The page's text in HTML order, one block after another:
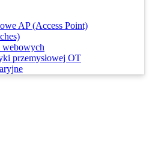
AP (Access Point)
webowych
przemysłowej OT